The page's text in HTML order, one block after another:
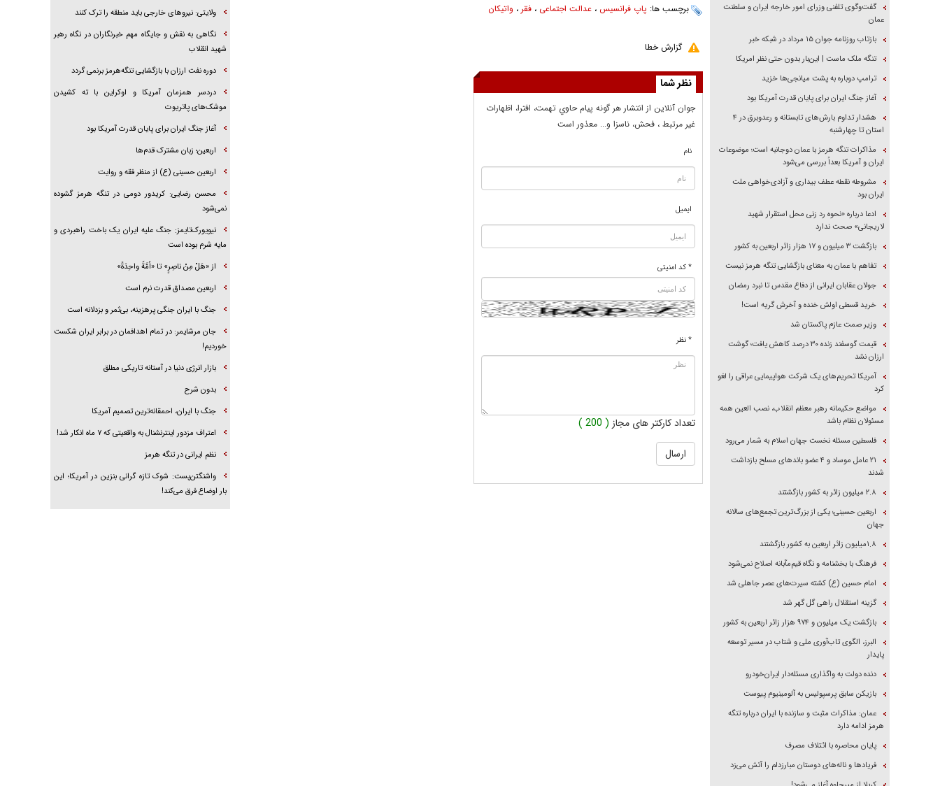
برچسب ها: پاپ فرانسیس ، عدالت اجتماعی ، فقر، واتیکان
گزارش خطا
نظر شما
جوان آنلاين از انتشار هر گونه پيام حاوي تهمت، افترا، اظهارات
غير مرتبط ، فحش، ناسزا و... معذور است
نام
ایمیل
* کد امنیتی
* نظر
تعداد کارکتر های مجاز ( 200 )
گفت‌وگوی تلفنی وزرای امور خارجه ایران و سلطنت
عمان
بازتاب روزنامه جوان ۱۵ مرداد در شبکه خبر
تنگه ملک ماست | این‌بار بدون حتی نظر امریکا
ترامپ دوباره به پشت میانجی‌ها خزید
آغاز جنگ ایران برای پایان قدرت آمریکا بود
هشدار تداوم بارش‌های تابستانه و رعدوبرق در ۴
استان تا چهارشنبه
مذاکرات تنگه هرمز با عمان دوجانبه است؛ موضوعات
ایران و آمریکا بعداً بررسی می‌شود
مشروطه نقطه عطف بیداری و آزادی‌خواهی ملت
ایران بود
ادعا درباره «نحوه رد زنی محل استقرار شهید
لاریجانی» صحت ندارد
بازگشت ۳ میلیون و ۱۷ هزار زائر اربعین به کشور
تفاهم با عمان به معنای بازگشایی تنگه هرمز نیست
جولان عقابان ایرانی از دفاع مقدس تا نبرد رمضان
خرید قسطی اولش خنده و آخرش گریه است!
وزیر صمت عازم پاکستان شد
قیمت گوسفند زنده ۳۰ درصد کاهش یافت؛ گوشت
ارزان نشد
آمریکا تحریم‌های یک شرکت هواپیمایی عراقی را لغو
کرد
مواضع حکیمانه رهبر معظم انقلاب، نصب العین همه
مسئولان نظام باشد
فلسطین مسئله نخست جهان اسلام به شمار می‌رود
۲۱ عامل موساد و ۴ عضو باند‌های مسلح بازداشت
شدند
۲.۸ میلیون زائر به کشور بازگشتند
اربعین حسینی؛ یکی از بزرگ‌ترین تجمع‌های سالانه
جهان
۱.۸میلیون زائر اربعین به کشور بازگشتند
فرهنگ با بخشنامه و نگاه قیم‌مآبانه اصلاح نمی‌شود
امام حسین (ع) کشته سیرت‌های عصر جاهلی شد
گزینه استقلال راهی گل گهر شد
بازگشت یک میلیون و ۹۷۴ هزار زائر اربعین به کشور
البرز، الگوی تاب‌آوری ملی و شتاب در مسیر توسعه
پایدار
دنده دولت به واگذاری مسئله‌دار ایران‌خودرو
بازیکن سابق پرسپولیس به آلومینیوم پیوست
عمان: مذاکرات مثبت و سازنده با ایران درباره تنگه
هرمز ادامه دارد
پایان محاصره با ائتلاف مصرف
فریاد‌ها و ناله‌های دوستان مبارزدلم را آتش می‌زد
آیا مقاومت فلسطین خلع‌سلاح می‌شود؟
ولایتی: نیرو‌های خارجی باید منطقه را ترک کنند
نگاهی به نقش و جایگاه مهم خبرنگاران در نگاه رهبر
شهید انقلاب
دوره نفت ارزان با بازگشایی تنگه‌هرمز برنمی گردد
دردسر همزمان آمریکا و اوکراین با ته کشیدن
موشک‌های پاتریوت
آغاز جنگ ایران برای پایان قدرت آمریکا بود
اربعین؛ زبان مشترک قدم‌ها
اربعین حسینی (ع) از منظر فقه و روایت
محسن رضایی: کریدور دومی در تنگه هرمز گشوده
نمی‌شود
نیویورک‌تایمز: جنگ علیه ایران یک باخت راهبردی و
مایه شرم بوده است
از «هَلْ مِنْ ناصِرٍ» تا «اُمَّةً واحِدَةً»
اربعین مصداق قدرت نرم است
جنگ با ایران جنگی پرهزینه، بی‌ثمر و بزدلانه است
جان مرشایمر: در تمام اهدافمان در برابر ایران شکست
خوردیم!
بازار انرژی دنیا در آستانه تاریکی مطلق
بدون شرح
جنگ با ایران، احمقانه‌ترین تصمیم آمریکا
اعتراف مزدور اینترنشنال به واقعیتی که ۷ ماه انکار شد!
نظم ایرانی در تنگه هرمز
واشنگتن‌پست: شوک تازه گرانی بنزین در آمریکا؛ این
بار اوضاع فرق می‌کند!